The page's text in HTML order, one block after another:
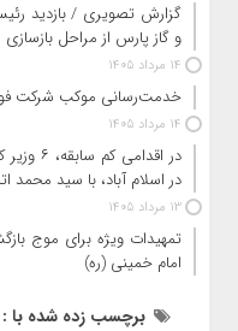
گزارش تصویری / بازدید
و گاز پارس از مراحل بازسازی مخازن فاز ۱۴
14 مرداد 1405
خدمت‌رسانی موکب شرکت
14 مرداد 1405
در
در اسلام آباد، با سید محمد
13 مرداد 1405
تمهیدات ویژه برای موج
امام خمینی (ره)
برچسب زده شده با